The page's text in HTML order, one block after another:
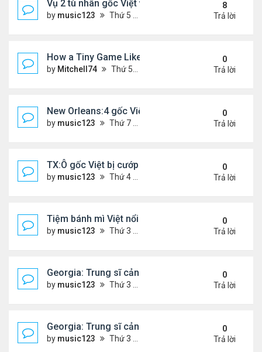
Vụ 2 tù nhân gốc Việt vượt ngục ly kỳ
by music123 Thứ 5 Tháng 1 29, 2026 6:49 pm
8
Trả lời
How a Tiny Game Like Eggy Car Turned My Chill
by Mitchell74 Thứ 5 Tháng 1 29, 2026 12:18 am
0
Trả lời
New Orleans:4 gốc Việt bị bắt vì buôn bán 400
by music123 Thứ 7 Tháng 1 24, 2026 5:06 pm
0
Trả lời
TX:Ô gốc Việt bị cướp sát hại khi bán hàng qua
by music123 Thứ 4 Tháng 1 21, 2026 7:08 pm
0
Trả lời
Tiệm bánh mì Việt nổi tiếng ở Australia đóng cửa
by music123 Thứ 3 Tháng 1 20, 2026 3:10 pm
0
Trả lời
Georgia: Trung sĩ cảnh sát gốc Việt, qua đời ở tuổi
by music123 Thứ 3 Tháng 1 20, 2026 2:48 pm
0
Trả lời
Georgia: Trung sĩ cảnh sát gốc Việt, qua đời ở tuổi
by music123 Thứ 3 Tháng 1 20, 2026 2:47 pm
0
Trả lời